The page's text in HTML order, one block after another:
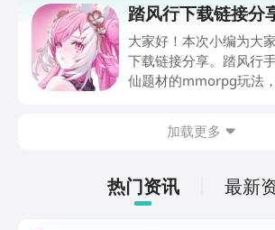
为了帮助大家下面就分
有需要的小伙伴可以点
专区中预约，只要预约
家游戏上线，还有机会
踏风行下载链接分
大家好！本次小编为大
下载链接分享。踏风行
仙题材的mmorpg玩法
机游玩元素，玩家离开
家的修仙之旅更加注重
戏已拿到版号，可以开
加载更多
热门资讯 最新